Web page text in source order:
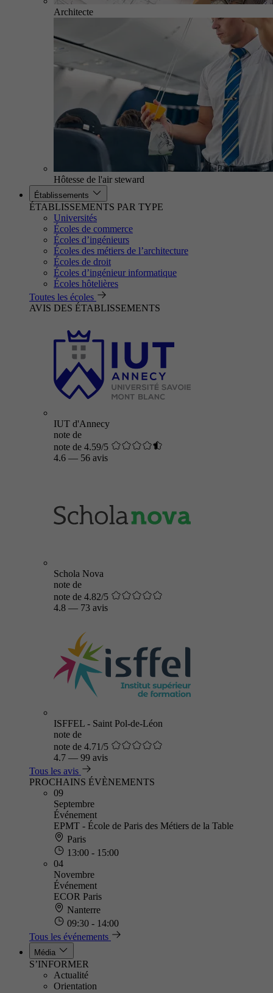
Architecte
Hôtesse de l'air steward
Établissements
ÉTABLISSEMENTS PAR TYPE
Universités
Écoles de commerce
Écoles d’ingénieurs
Écoles des métiers de l’architecture
Écoles de droit
Écoles d’ingénieur informatique
Écoles hôtelières
Toutes les écoles
AVIS DES ÉTABLISSEMENTS
IUT d'Annecy
note de
note de 4.59/5
4.6 — 56 avis
Schola Nova
note de
note de 4.82/5
4.8 — 73 avis
ISFFEL - Saint Pol-de-Léon
note de
note de 4.71/5
4.7 — 99 avis
Tous les avis
PROCHAINS ÉVÈNEMENTS
09
Septembre
Événement
EPMT - École de Paris des Métiers de la Table
Paris
13:00 - 15:00
04
Novembre
Événement
ECOR Paris
Nanterre
09:30 - 14:00
Tous les événements
Média
S’INFORMER
Actualité
Orientation